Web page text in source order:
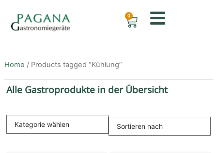
0
Home / Products tagged “Kühlung”
Alle Gastroprodukte in der Übersicht